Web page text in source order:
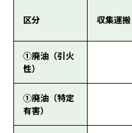
区分 収集運搬
①廃油（引火
性）
①廃油（特定
有害）